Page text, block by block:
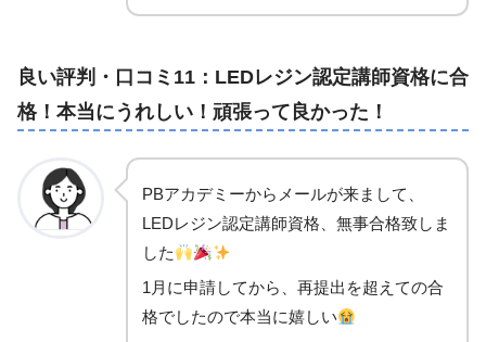
良い評判・口コミ11：LEDレジン認定講師資格に合
格！本当にうれしい！頑張って良かった！
PBアカデミーからメールが来まして、
LEDレジン認定講師資格、無事合格致しま
した
1月に申請してから、再提出を超えての合
格でしたので本当に嬉しい